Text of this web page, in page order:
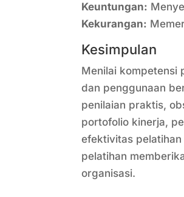
Keuntungan:
Kekurangan:
Kesimpulan
Menilai kompetensi
dan penggunaan
penilaian praktis,
portofolio kinerja,
efektivitas
pelatihan
organisasi.